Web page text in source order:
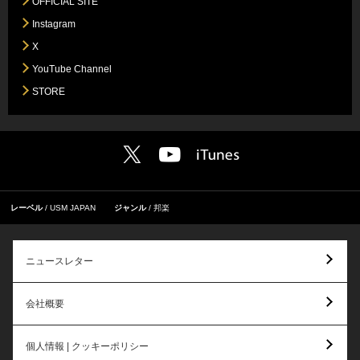
Instagram
X
YouTube Channel
STORE
レーベル USM JAPAN ジャンル 邦楽
ニュースレター
会社概要
個人情報 | クッキーポリシー